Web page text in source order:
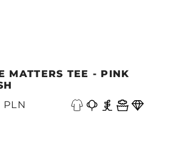
MATTERS TEE - PINK
PLN